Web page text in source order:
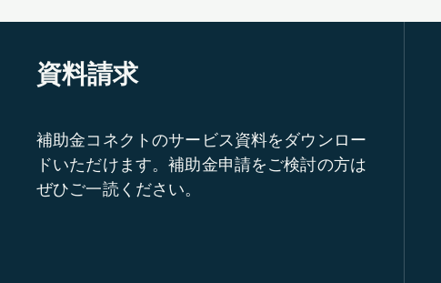
資料請求
補助金コネクトのサービス資料をダウンロー
ドいただけます。補助金申請をご検討の方は
ぜひご一読ください。